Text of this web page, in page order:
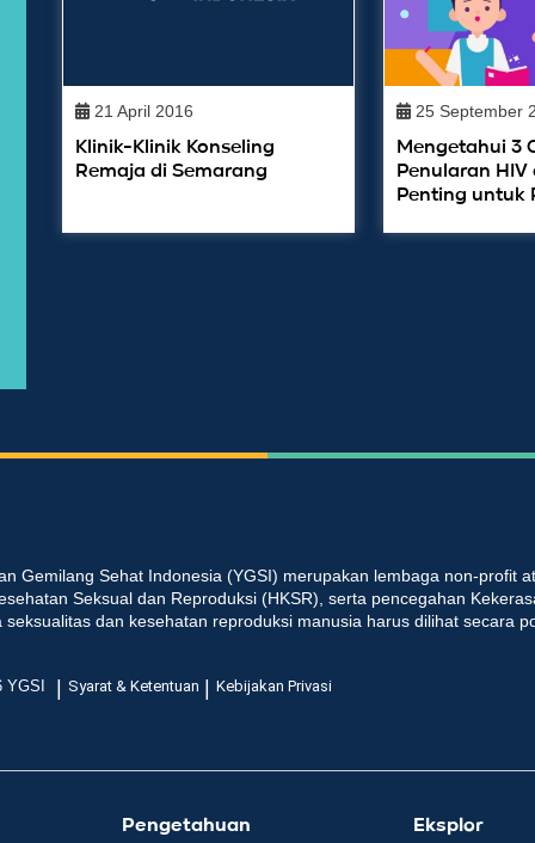
21 April 2016
Klinik-Klinik Konseling
Remaja di Semarang
25 September
Mengetahui 3
Penularan HIV
Penting untuk
Gemilang Sehat Indonesia (YGSI) merupakan lembaga non-profit
Seksual dan Reproduksi (HKSR), serta pencegahan
seksualitas dan kesehatan reproduksi manusia harus dilihat secara
YGSI |Syarat & Ketentuan |Kebijakan Privasi
Pengetahuan Eksplor